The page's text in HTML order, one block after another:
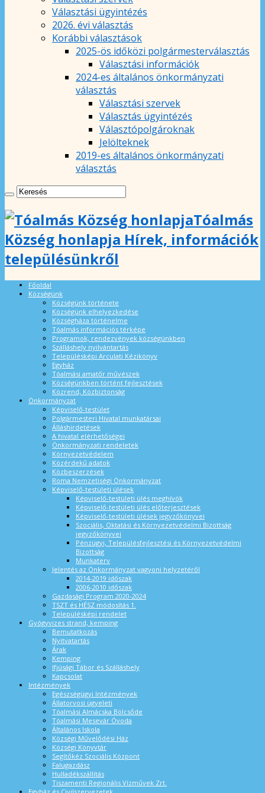
Választási ügyintézés
2026. évi választás
Korábbi választások
2025-ös időközi polgármesterválasztás
Választási információk
2024-es általános önkormányzati
választás
Választási szervek
Választás ügyintézés
Választópolgároknak
Jelölteknek
2019-es általános önkormányzati
választás
Tóalmás
Község honlapja Hírek, információk
településünkről
Főoldal
Községünk
Községünk története
Községünk elhelyezkedése
Községháza történelme
Tóalmás információs térképe
Programok, rendezvények községünkben
Szálláshely nyilvántartás
Településképi Arculati Kézikönyv
Egyház
Tóalmási amatőr művészek
Községünkben történt fejlesztések
Közrend, Közbiztonság
Önkormányzat
Képviselő-testület
Polgármesteri Hivatal munkatársai
Álláshirdetések
A hivatal elérhetőségei
Önkormányzati rendeletek
Környezetvédelem
Közérdekű adatok
Közbeszerzések
Roma Nemzetiségi Önkormányzat
Képviselő-testületi ülések
Képviselő-testületi ülés meghívók
Képviselő-testületi ülés előterjesztések
Képviselő-testületi ülések jegyzőkönyvei
Szociális, Oktatási és Környezetvédelmi Bizottság
jegyzőkönyvei
Pénzügyi, Településfejlesztési és Környezetvédelmi
Bizottság
Munkaterv
Jelentés az Önkormányzat vagyoni helyzetéről
2014-2019 időszak
2006-2010 időszak
Gazdasági Program 2020-2024
TSZT és HÉSZ módosítás 1.
Településképi rendelet
Gyógyvizes strand, kemping
Bemutatkozás
Nyitvatartás
Árak
Kemping
Ifjúsági Tábor és Szálláshely
Kapcsolat
Intézmények
Egészségügyi Intézmények
Állatorvosi ügyeleti
Tóalmási Almácska Bölcsőde
Tóalmási Mesevár Óvoda
Általános Iskola
Községi Művelődési Ház
Községi Könyvtár
Segítőkéz Szociális Központ
Falugazdász
Hulladékszállítás
Tiszamenti Regionális Vízművek Zrt.